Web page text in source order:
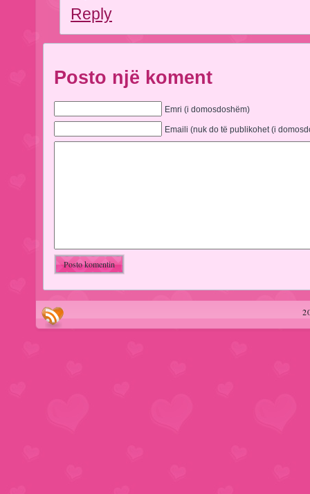
Reply
Posto një koment
Emri (i domosdoshëm)
Emaili (nuk do të publikohet (i